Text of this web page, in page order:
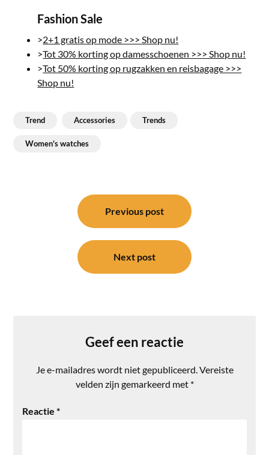
Fashion Sale
>2+1 gratis op mode >>> Shop nu!
>Tot 30% korting op damesschoenen >>> Shop nu!
>Tot 50% korting op rugzakken en reisbagage >>>
Shop nu!
Trend Accessories Trends
Women's watches
Previous post
Next post
Geef een reactie
Je e-mailadres wordt niet gepubliceerd. Vereiste
velden zijn gemarkeerd met *
Reactie*